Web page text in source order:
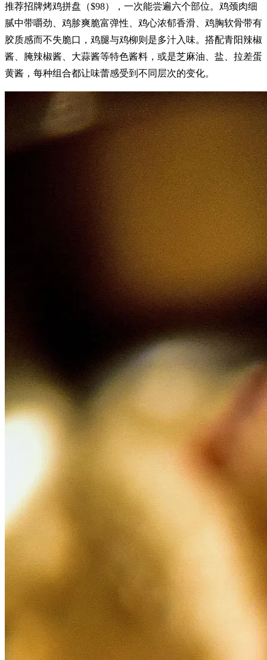
推荐招牌烤鸡拼盘（$98），一次能尝遍六个部位。鸡颈肉细
腻中带嚼劲、鸡胗爽脆富弹性、鸡心浓郁香滑、鸡胸软骨带有
胶质感而不失脆口，鸡腿与鸡柳则是多汁入味。搭配青阳辣椒
酱、腌辣椒酱、大蒜酱等特色酱料，或是芝麻油、盐、拉差蛋
黄酱，每种组合都让味蕾感受到不同层次的变化。